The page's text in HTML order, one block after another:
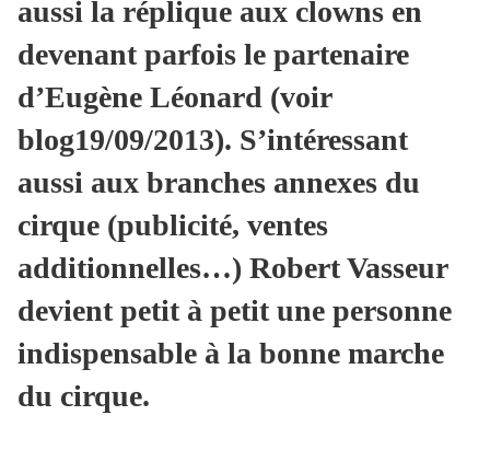
aussi la réplique aux clowns en
devenant parfois le partenaire
d’Eugène Léonard (voir
blog19/09/2013). S’intéressant
aussi aux branches annexes du
cirque (publicité, ventes
additionnelles…) Robert Vasseur
devient petit à petit une personne
indispensable à la bonne marche
du cirque.